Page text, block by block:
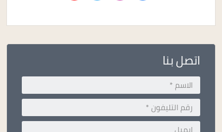
اتصل بنا